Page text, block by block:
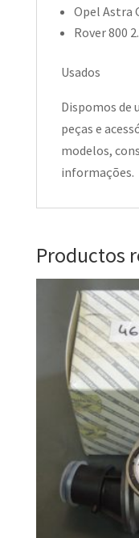
Opel Astra
Rover 800
Usados
Dispomos de
peças e
modelos,
informações.
Productos